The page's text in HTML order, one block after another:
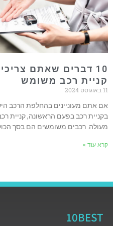
10 דברים שאתם
קניית רכב משומש
11 באוגוסט 2024
אם אתם מעוניינים בהחלפת הרכב
בקניית רכב בפעם הראשונה, קניית
מעולה. רכבים משומשים הם בסך
קרא עוד »
10BEST